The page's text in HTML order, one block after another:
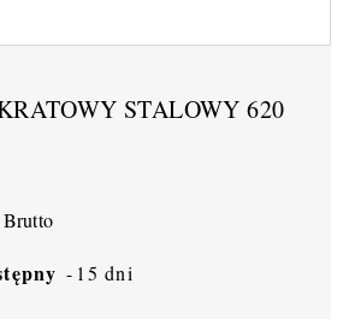
STALOWY 620
Brutto
15 dni